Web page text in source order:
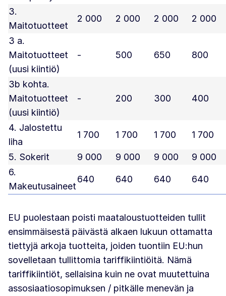
3.
Maitotuotteet
2 000 2 000 2 000 2 000
3 a.
Maitotuotteet
(uusi kiintiö)
- 500 650 800
3b kohta.
Maitotuotteet
(uusi kiintiö)
- 200 300 400
4. Jalostettu
liha
1 700 1 700 1 700 1 700
5. Sokerit 9 000 9 000 9 000
9 000
6.
Makeutusaineet
640 640 640 640
EU puolestaan poisti maataloustuotteiden tullit
ensimmäisestä päivästä alkaen lukuun ottamatta
tiettyjä arkoja tuotteita, joiden tuontiin EU:hun
sovelletaan tullittomia tariffikiintiöitä. Nämä
tariffikiintiöt, sellaisina kuin ne ovat muutettuina
assosiaatiosopimuksen / pitkälle menevän ja